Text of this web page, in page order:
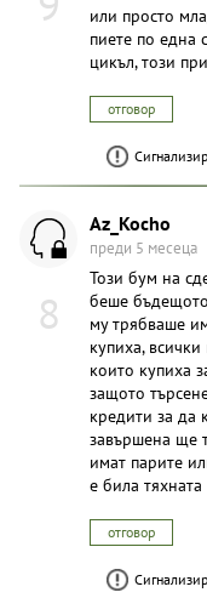
или просто
пиете по една
цикъл, този
отговор
8
Az_Kocho
преди 5 месеца
Този бум на
беше
му трябваше
купиха,
които купиха
защото
кредити за да
завършена ще
имат парите
е била
отговор